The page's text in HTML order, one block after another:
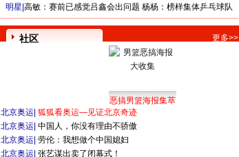
明星| 高敏：赛前已感觉吕鑫会出问题 杨杨：榜样集体乒乓球队
社区 更多>>
恶搞男篮海报集萃
北京奥运 狐狐看奥运—见证北京奇迹
北京奥运 中国人，你没有理由不骄傲
北京奥运 劳伦：我想做个中国媳妇
北京奥运 张艺谋出卖了闭幕式！